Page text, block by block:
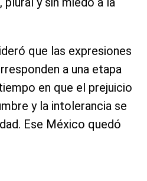
que las expresiones
a una etapa
en que el prejuicio
y la intolerancia se
Ese México quedó